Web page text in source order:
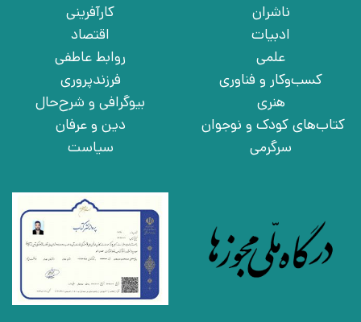
ناشران
ادبیات
علمی
کسب‌وکار و فناوری
هنری
کتاب‌های کودک و نوجوان
سرگرمی
کارآفرینی
اقتصاد
روابط عاطفی
فرزندپروری
بیوگرافی و شرح‌حال
دین و عرفان
سیاست